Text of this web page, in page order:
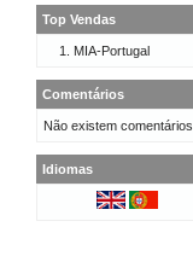
Top Vendas
MIA-Portugal
Comentários
Não existem comentários
Idiomas